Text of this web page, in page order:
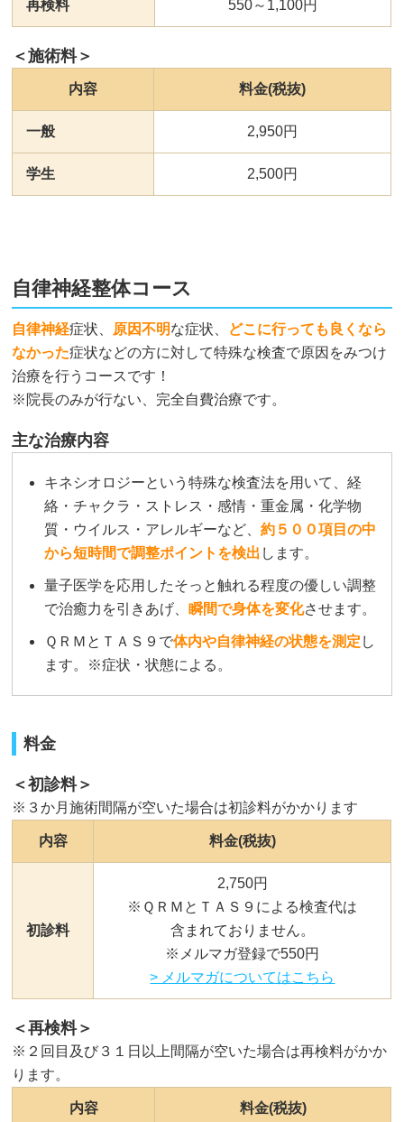
再検料 550～1,100円
＜施術料＞
内容 料金(税抜)
一般 2,950円
学生 2,500円
自律神経整体コース
自律神経症状、 原因不明な症状、 どこに行っても良くなら
なかった症状などの方に対して特殊な検査で原因をみつけ
治療を行うコースです！
※院長のみが行ない、完全自費治療です。
主な治療内容
キネシオロジーという特殊な検査法を用いて、経
絡・チャクラ・ストレス・感情・重金属・化学物
質・ウイルス・アレルギーなど、約５００項目の中
から短時間で調整ポイントを検出 します。
量子医学を応用したそっと触れる程度の優しい調整
で治癒力を引きあげ、瞬間で身体を変化させます。
ＱＲＭとＴＡＳ９で体内や自律神経の状態を測定 し
ます。※症状・状態による。
料金
＜初診料＞
※３か月施術間隔が空いた場合は初診料がかかります
内容 料金(税抜)
初診料
2,750円
※ＱＲＭとＴＡＳ９による検査代は
含まれておりません。
※メルマガ登録で550円
> メルマガについてはこちら
＜再検料＞
※２回目及び３１日以上間隔が空いた場合は再検料がかか
ります。
内容 料金(税抜)